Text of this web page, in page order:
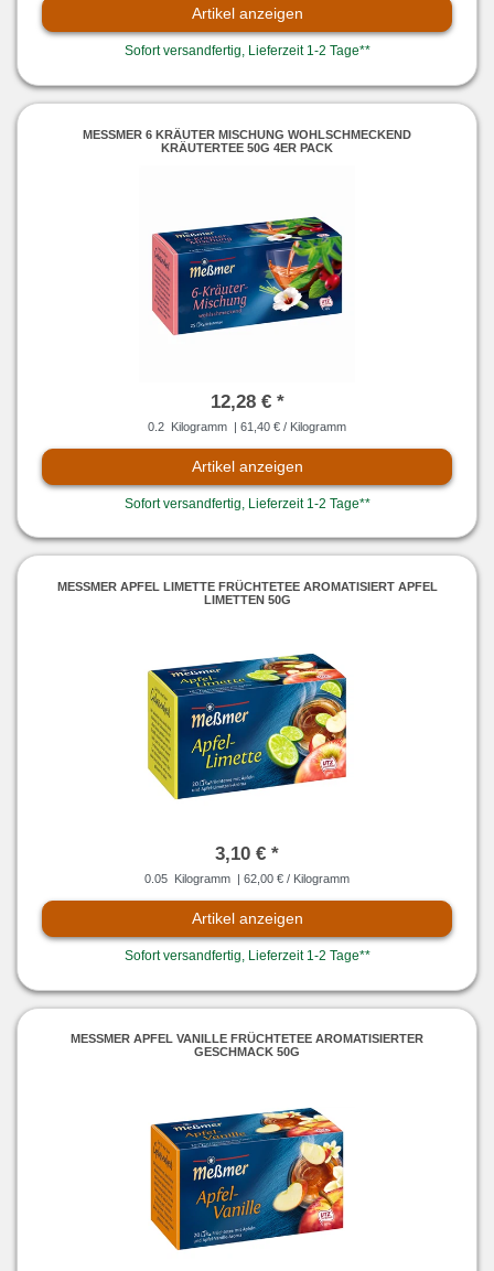
Artikel anzeigen
Sofort versandfertig, Lieferzeit 1-2 Tage**
MESSMER 6 KRÄUTER MISCHUNG WOHLSCHMECKEND K
RÄUTERTEE 50G 4ER PACK
12,28 € *
0.2 Kilogramm | 61,40 € / Kilogramm
Artikel anzeigen
Sofort versandfertig, Lieferzeit 1-2 Tage**
MESSMER APFEL LIMETTE FRÜCHTETEE AROMATISIERT APFEL L
IMETTEN 50G
3,10 € *
0.05 Kilogramm | 62,00 € / Kilogramm
Artikel anzeigen
Sofort versandfertig, Lieferzeit 1-2 Tage**
MESSMER APFEL VANILLE FRÜCHTETEE AROMATISIERTER G
ESCHMACK 50G